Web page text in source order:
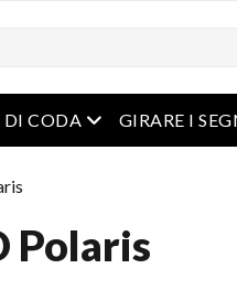
DI CODA Menu aperto
GIRARE I
Polaris